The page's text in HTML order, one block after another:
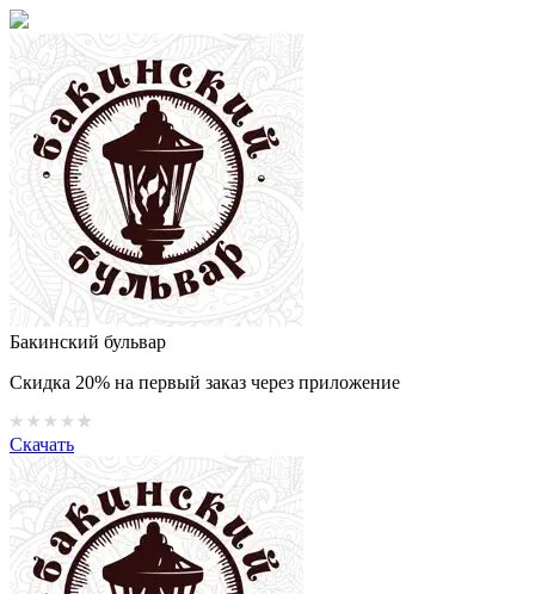
Бакинский бульвар
Скидка 20% на первый заказ через приложение
Скачать